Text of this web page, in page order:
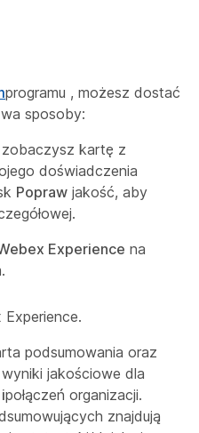
programu , możesz dostać
sposoby:
zobaczysz kartę z
doświadczenia
Popraw jakość, aby
Experience na
podsumowania oraz
jakościowe dla
połączeń organizacji.
znajdują